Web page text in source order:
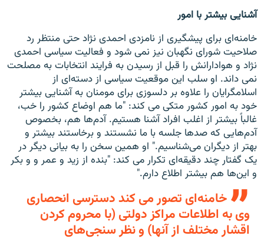
آشنایی بیشتر با امور
خامنه‌ای برای پیشگیری از نامزدی احمدی نژاد حتی منتظر رد
صلاحیت شورای نگهبان نیز نمی شود و فعالیت سیاسی احمدی
نژاد و هوادارانش را قبل از رسیدن به فرایند انتخابات به مصلحت
نمی داند. او سلب این موقعیت سیاسی از دسته‌ای از
اسلامگرایان را علاوه بر دلسوزی برای مومنان به آشنایی بیشتر
خود به امور کشور متکی می کند: "ما هم اوضاع کشور را خب،
غالباً بیشتر از اغلب افراد آشنا هستیم. آدم‌ها هم، بخصوص
آدم‌هایی که صدها جلسه با ما نشستند و برخاستند بیشتر و
بهتر از دیگران می‌شناسیم." او همین سخن را به بیانی دیگر در
یک گفتار چند دقیقه‌ای تکرار می کند: "بنده از زید و عمر و و بکر
و این‌ها هم بیشتر اطلاع دارم."
خامنه‌ای تصور می کند دسترسی انحصاری
وی به اطلاعات مراکز دولتی (با محروم کردن
اقشار مختلف از آنها) و نظر سنجی‌های